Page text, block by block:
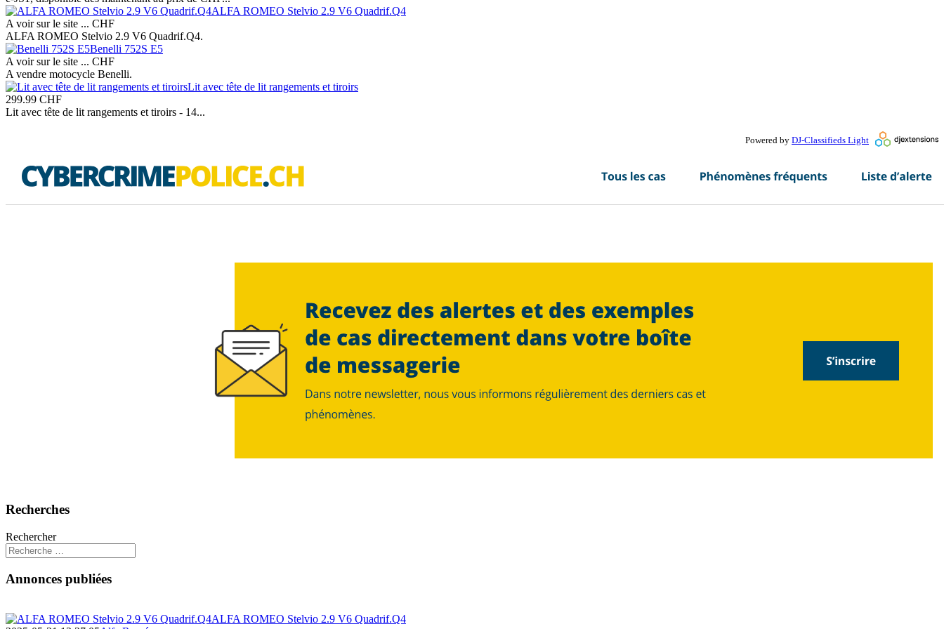
ALFA ROMEO Stelvio 2.9 V6 Quadrif.Q4
A voir sur le site ... CHF
ALFA ROMEO Stelvio 2.9 V6 Quadrif.Q4.
Benelli 752S E5
A voir sur le site ... CHF
A vendre motocycle Benelli.
Lit avec tête de lit rangements et tiroirs
299.99 CHF
Lit avec tête de lit rangements et tiroirs - 14...
Powered by DJ-Classifieds Light
Recherches
Rechercher
Annonces publiées
ALFA ROMEO Stelvio 2.9 V6 Quadrif.Q4